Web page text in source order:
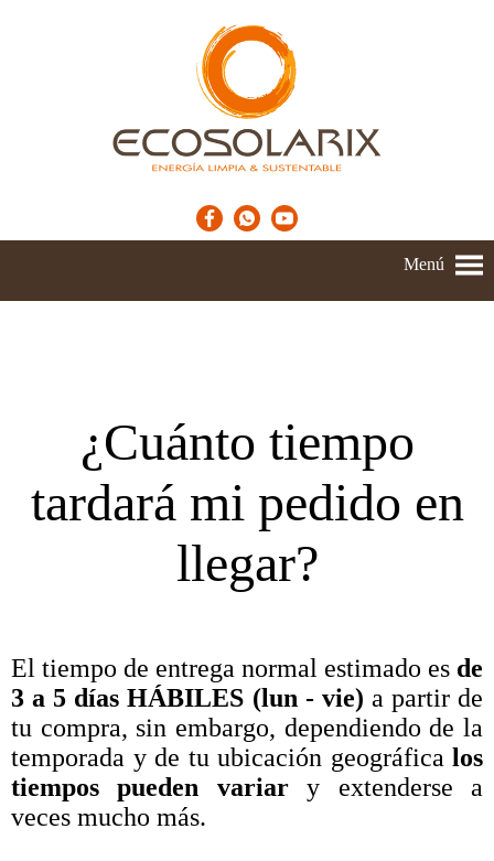
Menú
¿Cuánto tiempo
tardará mi pedido en
llegar?
El tiempo de entrega normal estimado es de
3 a 5 días HÁBILES (lun - vie) a partir de
tu compra, sin embargo, dependiendo de la
temporada y de tu ubicación geográfica los
tiempos pueden variary extenderse a
veces mucho más.